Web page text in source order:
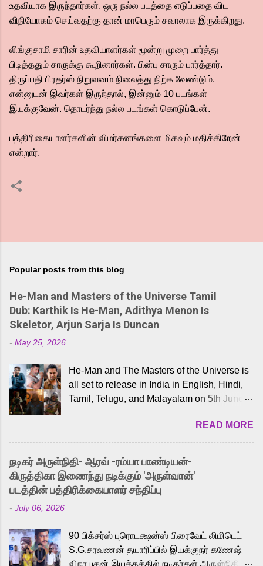
உதவியாக இருந்தார்கள். ஒரு நல்ல படத்தை எடுப்பதை விட
விநியோகம் செய்வதற்கு தான் மாபெரும் சவாலாக இருக்கிறது.
லிங்குசாமி சாரின் உதவியாளர்கள் மூன்று முறை பார்த்து
பிடித்ததும் சாருக்கு கூறினார்கள். பின்பு சாரும் பார்த்தார்.
திருப்பதி பிரதர்ஸ் நிறுவனம் நிலைத்து நிற்க வேண்டும்.
என்னுடன் இவர்கள் இருந்தால், இன்னும் 10 படங்கள்
இயக்குவேன். தொடர்ந்து நல்ல படங்கள் கொடுப்பேன்.
பத்திரிகையாளர்களின் விமர்சனங்களை மிகவும் மதிக்கிறேன்
என்றார்.
Popular posts from this blog
He-Man and Masters of the Universe Tamil
Dub: Karthik Is He-Man, Adithya Menon Is
Skeletor, Arjun Sarja Is Duncan
- May 25, 2026
He-Man and The Masters of the Universe is
all set to release in India in English, Hindi,
Tamil, Telugu, and Malayalam on 5th June,
received a lot of love from cult He-Man fans
and offered audiences an exciting glimpse
into the world of Eternia, the recently
released Tamil trailer has also generated
strong excitement among Tamil audiences.
Adding to the growing buzz is the film’s
to the iconic superhero He-Man. Known for
memorable songs like “Behene De” from
READ MORE
நடிகர் அருள்நிதி- ஆரவ் -ரம்யா பாண்டியன்-
கிருத்திகா இணைந்து நடிக்கும் 'அருள்வான்'
படத்தின் பத்திரிக்கையாளர் சந்திப்பு
- July 06, 2026
90 பிக்சர்ஸ் புரொடக்ஷன்ஸ் பிரைவேட் லிமிடெட்
S.G.சரவணன் தயாரிப்பில் இயக்குநர் கணேஷ்